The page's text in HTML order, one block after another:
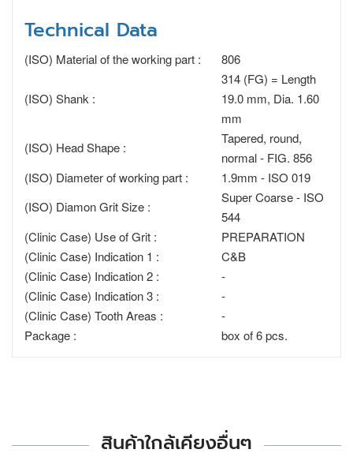
Technical Data
(ISO) Material of the working part : 806
(ISO) Shank :
314 (FG) = Length
19.0 mm, Dia. 1.60
mm
(ISO) Head Shape :
Tapered, round,
normal - FIG. 856
(ISO) Diameter of working part :
1.9mm - ISO 019
(ISO) Diamon Grit Size :
Super Coarse - ISO
544
(Clinic Case) Use of Grit :
PREPARATION
(Clinic Case) Indication 1 :
C&B
(Clinic Case) Indication 2 :
-
(Clinic Case) Indication 3 :
-
(Clinic Case) Tooth Areas :
-
Package :
box of 6 pcs.
สินค้าใกล้เคียงอื่นๆ